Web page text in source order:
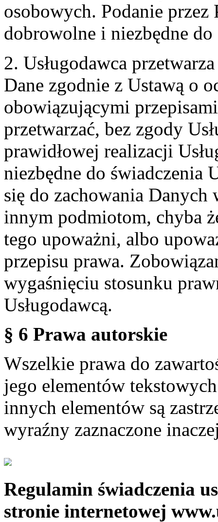
osobowych. Podanie przez
dobrowolne i niezbędne
2. Usługodawca
Dane zgodnie z Ustawą o
obowiązującymi
przetwarzać, bez zgody
prawidłowej realizacji
niezbędne do świadczenia
się do zachowania
innym podmiotom, chyba
tego upoważni, albo
przepisu prawa.
wygaśnięciu stosunku
Usługodawcą.
§ 6 Prawa autorskie
Wszelkie prawa do
jego elementów
innych elementów są
wyraźny zaznaczone
Regulamin świadczenia
stronie internetowej